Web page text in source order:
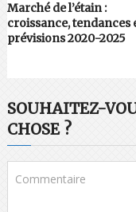
Marché de l’étain :
croissance, tendances
prévisions 2020-2025
SOUHAITEZ-
CHOSE ?